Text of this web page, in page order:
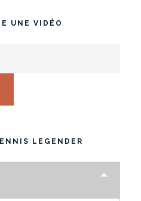
UNE VIDÉO
LEGENDER